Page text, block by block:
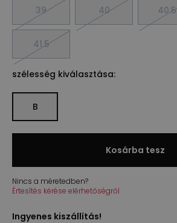
39 40 40.5
41.5
szélesség kiválasztása:
B
Kosárba tesz
Nincs a méretedben?
Értesítés kérése elérhetőségről
Ingyenes kiszállítás!